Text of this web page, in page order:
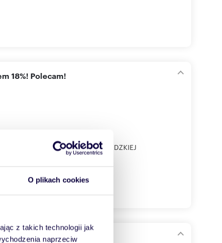
O plikach cookies
z takich technologii jak
naprzeciw
18%! Polecam!
(DEPTAK) ORAZ ŁÓDZKIEJ